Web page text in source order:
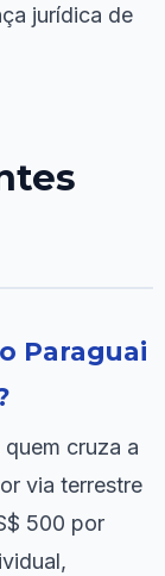
jurídica de
Paraguai
cruza a
via terrestre
500 por